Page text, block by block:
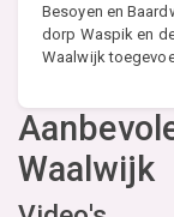
Besoyen en
dorp Waspik en
Waalwijk
Waalwijk